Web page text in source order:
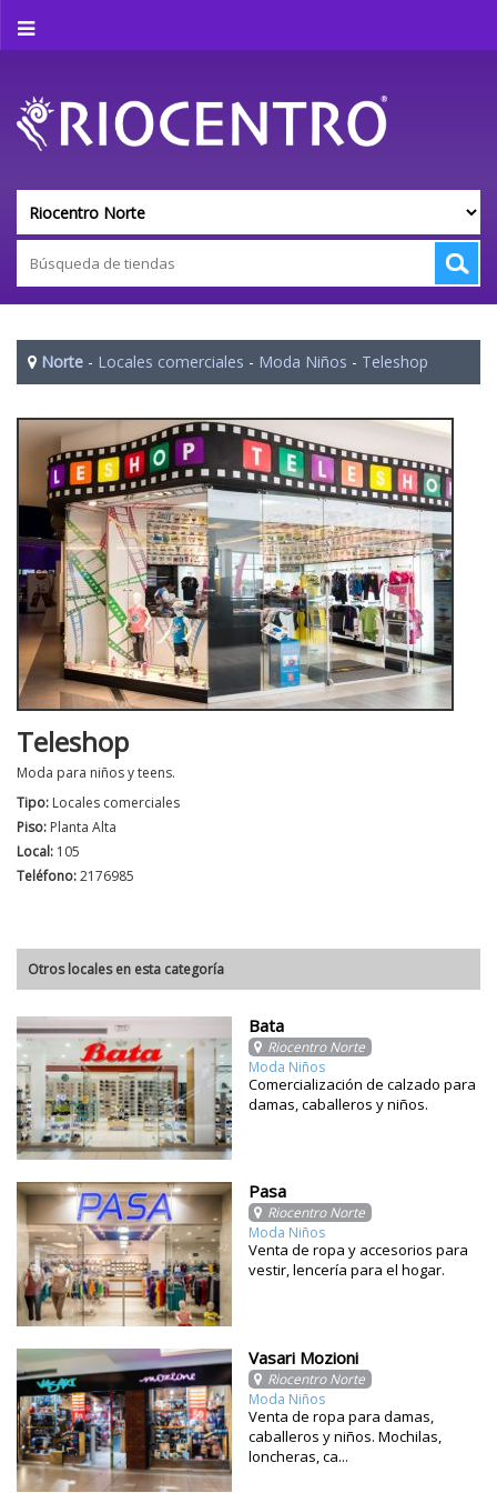
Norte - Locales comerciales - Moda Niños - Teleshop
Teleshop
Moda para niños y teens.
Tipo: Locales comerciales
Piso: Planta Alta
Local: 105
Teléfono:2176985
Otros locales en esta categoría
Bata
Riocentro Norte
Moda Niños
Comercialización de calzado para
damas, caballeros y niños.
Pasa
Riocentro Norte
Moda Niños
Venta de ropa y accesorios para
vestir, lencería para el hogar.
Vasari Mozioni
Riocentro Norte
Moda Niños
Venta de ropa para damas,
caballeros y niños. Mochilas,
loncheras, ca...